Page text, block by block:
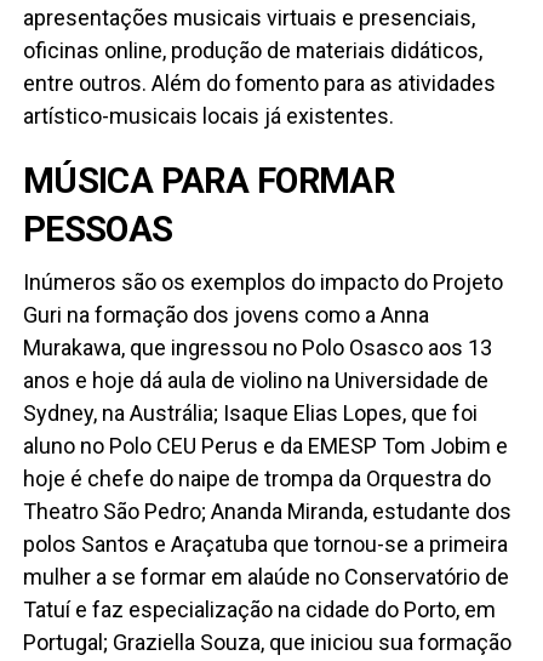
apresentações musicais virtuais e presenciais,
oficinas online, produção de materiais didáticos,
entre outros. Além do fomento para as atividades
artístico-musicais locais já existentes.
MÚSICA PARA FORMAR
PESSOAS
Inúmeros são os exemplos do impacto do Projeto
Guri na formação dos jovens como a Anna
Murakawa, que ingressou no Polo Osasco aos 13
anos e hoje dá aula de violino na Universidade de
Sydney, na Austrália; Isaque Elias Lopes, que foi
aluno no Polo CEU Perus e da EMESP Tom Jobim e
hoje é chefe do naipe de trompa da Orquestra do
Theatro São Pedro; Ananda Miranda, estudante dos
polos Santos e Araçatuba que tornou-se a primeira
mulher a se formar em alaúde no Conservatório de
Tatuí e faz especialização na cidade do Porto, em
Portugal; Graziella Souza, que iniciou sua formação